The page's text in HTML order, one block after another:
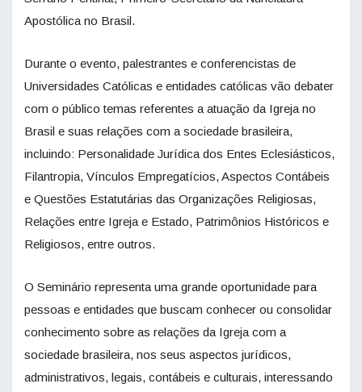
Apostólica no Brasil.
Durante o evento, palestrantes e conferencistas de
Universidades Católicas e entidades católicas vão debater
com o público temas referentes a atuação da Igreja no
Brasil e suas relações com a sociedade brasileira,
incluindo: Personalidade Jurídica dos Entes Eclesiásticos,
Filantropia, Vínculos Empregatícios, Aspectos Contábeis
e Questões Estatutárias das Organizações Religiosas,
Relações entre Igreja e Estado, Patrimônios Históricos e
Religiosos, entre outros.
O Seminário representa uma grande oportunidade para
pessoas e entidades que buscam conhecer ou consolidar
conhecimento sobre as relações da Igreja com a
sociedade brasileira, nos seus aspectos jurídicos,
administrativos, legais, contábeis e culturais, interessando